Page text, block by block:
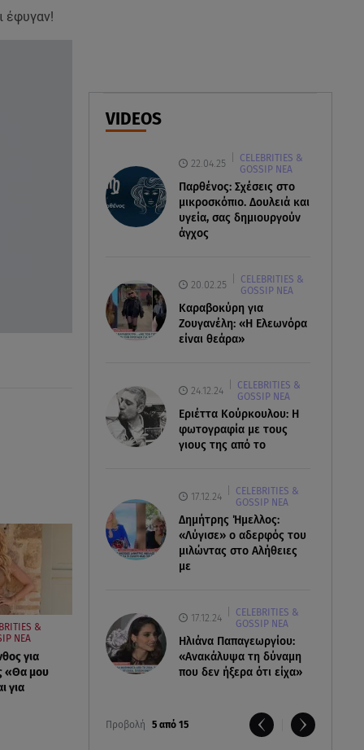
Ανακάλυψε ξανά τη δύναμή
VIDEOS
22.04.25
CELEBRITIES &
GOSSIP ΝΕΑ
Παρθένος: Σχέσεις στο
μικροσκόπιο. Δουλειά και
υγεία, σας δημιουργούν
άγχος
20.02.25
CELEBRITIES &
GOSSIP ΝΕΑ
Καραβοκύρη για
Ζουγανέλη: «Η Ελεωνόρα
είναι θεάρα»
24.12.24
CELEBRITIES &
GOSSIP ΝΕΑ
Εριέττα Κούρκουλου: Η
φωτογραφία με τους
γιους της από το
17.12.24
CELEBRITIES &
GOSSIP ΝΕΑ
Δημήτρης Ήμελλος:
«Λύγισε» ο αδερφός του
μιλώντας στο Αλήθειες
με
17.12.24
CELEBRITIES &
GOSSIP ΝΕΑ
Ηλιάνα Παπαγεωργίου:
«Ανακάλυψα τη δύναμη
που δεν ήξερα ότι είχα»
Προβολή 5 από 15
έφυγαν!
&
ΝΕΑ
για
«Θα μου
για